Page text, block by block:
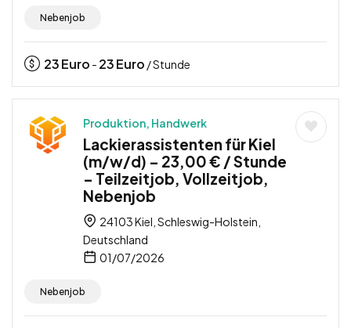
Nebenjob
23Euro - 23Euro / Stunde
Produktion, Handwerk
Lackierassistenten für Kiel
(m/w/d) – 23,00 € / Stunde
– Teilzeitjob, Vollzeitjob,
Nebenjob
24103 Kiel, Schleswig-Holstein,
Deutschland
01/07/2026
Nebenjob